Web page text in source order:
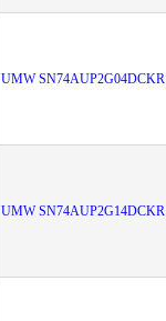
UMW SN74AUP2G04DCKR
UMW SN74AUP2G14DCKR